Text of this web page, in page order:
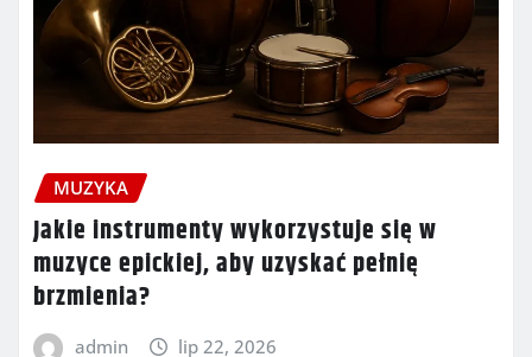
MUZYKA
Jakie instrumenty wykorzystuje się w
muzyce epickiej, aby uzyskać pełnię
brzmienia?
admin lip 22, 2026